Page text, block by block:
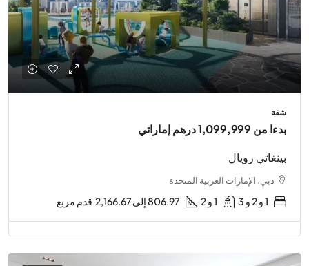
شقة
بدءا من 1,099,999 درهم إماراتي
بينغاتي رويال
دبي، الإمارات العربية المتحدة
1 و 2 و 3 1 و 2 806.97 إلى 2,166.67 قدم مربع